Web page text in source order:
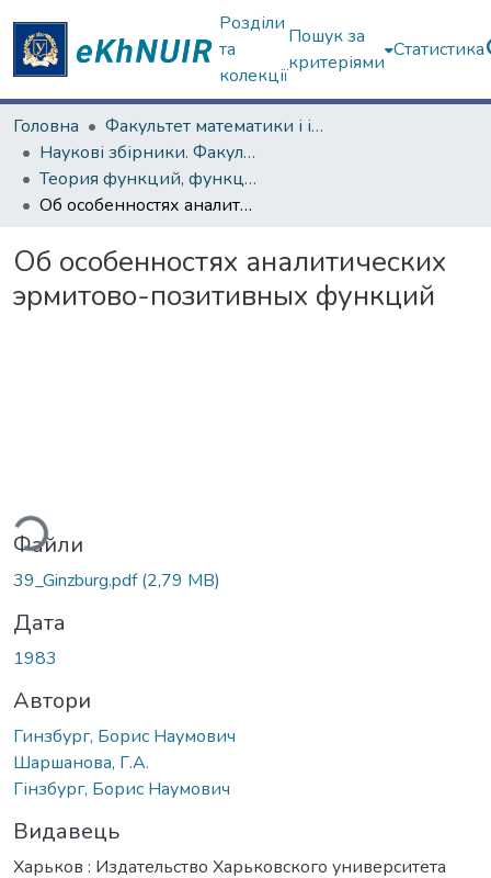
Розділи
та
колекції
Пошук за
критеріями
Статистика
Головна
Факультет математики і інформатики
Наукові збірники. Факультет математики і інформатики
Теория функций, функциональный анализ и их приложения (1965–1985 гг.)
Об особенностях аналитических эрмитово-позитивных функций
Об особенностях аналитических
эрмитово-позитивных функций
Файли
39_Ginzburg.pdf(2,79 MB)
Дата
1983
Автори
Гинзбург, Борис Наумович
Шаршанова, Г.А.
Гінзбург, Борис Наумович
Видавець
Харьков : Издательство Харьковского университета